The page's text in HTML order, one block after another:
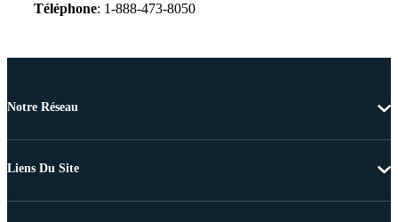
Téléphone: 1-888-473-8050
Notre Réseau
Liens Du Site